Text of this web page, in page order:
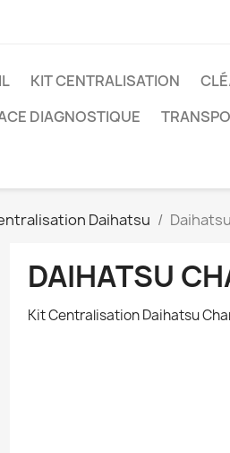
KIT CENTRALISATION
DIAGNOSTIQUE
Daihatsu
DAIHATSU
Kit Centralisation Daihatsu